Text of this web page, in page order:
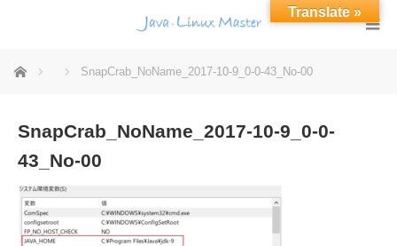
ホーム SnapCrab_NoName_2017-10-9_0-0-43_No-00
SnapCrab_NoName_2017-10-9_0-0-
43_No-00
Translate »